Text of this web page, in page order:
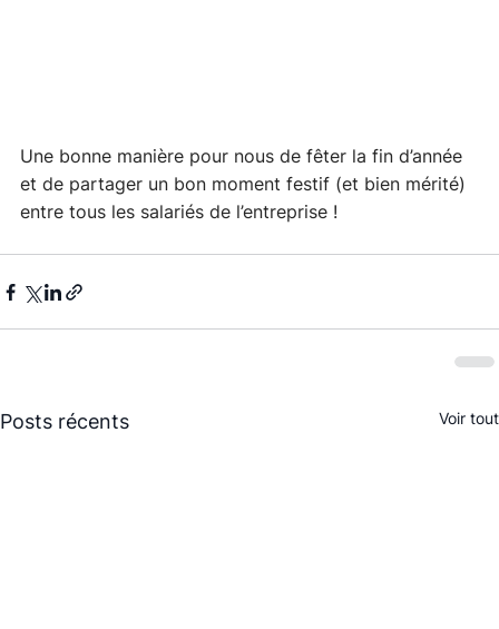
Une bonne manière pour nous de fêter la fin d’année
et de partager un bon moment festif (et bien mérité)
entre tous les salariés de l’entreprise !
Posts récents Voir tout